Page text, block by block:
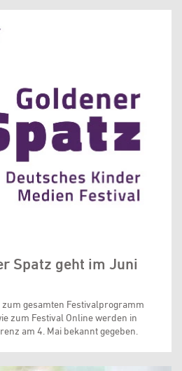
Spatz geht im Juni
gesamten Festivalprogramm
zum Festival Online werden in
am 4. Mai bekannt gegeben.